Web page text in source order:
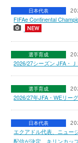
日本代表
FIFAe Continental
選手育成
2026/27シーズン JFA・
選手育成
2026/27年JFA・WEリー
日本代表
エクアドル代表、ニュー
配信が決定 キリンカッ